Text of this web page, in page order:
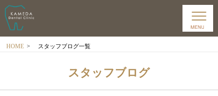
HOME > スタッフブログ一覧
スタッフブログ